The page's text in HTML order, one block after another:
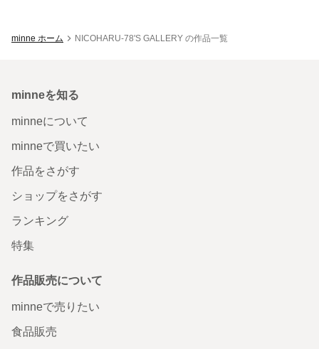
minne ホーム NICOHARU-78'S GALLERY の作品一覧
minneを知る
minneについて
minneで買いたい
作品をさがす
ショップをさがす
ランキング
特集
作品販売について
minneで売りたい
食品販売